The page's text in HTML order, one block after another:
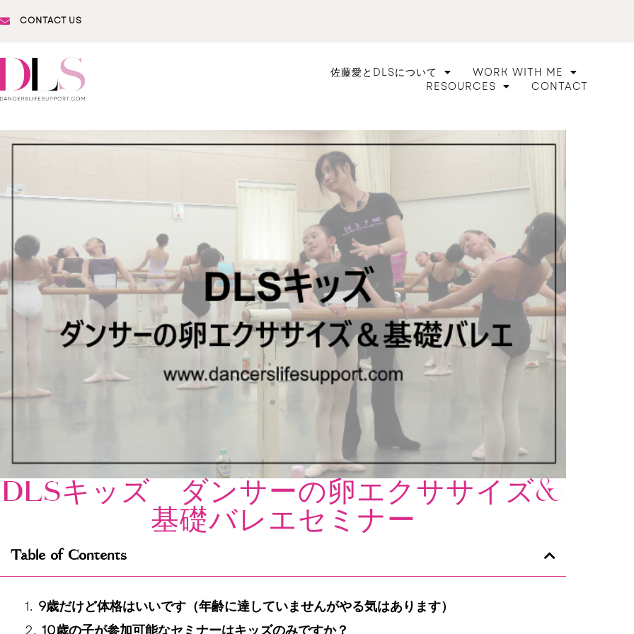
CONTACT US
佐藤愛とDLSについて
WORK WITH ME
RESOURCES
CONTACT
DLSキッズ ダンサーの卵エクササイズ&
基礎バレエセミナー
Table of Contents
9歳だけど体格はいいです（年齢に達していませんがやる気はあります）